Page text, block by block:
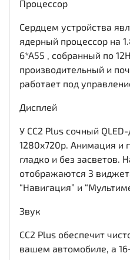
Процессор
Сердцем устройства
ядерный процессор на
6*A55 , собранный по
производительный и
работает под
Дисплей
У CC2 Plus сочный
1280x720р. Анимация и
гладко и без засветов.
отображаются 3
“Навигация” и
Звук
CC2 Plus обеспечит
вашем автомобиле, а